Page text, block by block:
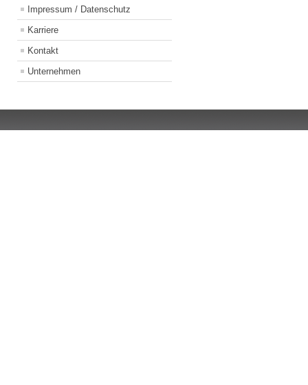
Impressum / Datenschutz
Karriere
Kontakt
Unternehmen